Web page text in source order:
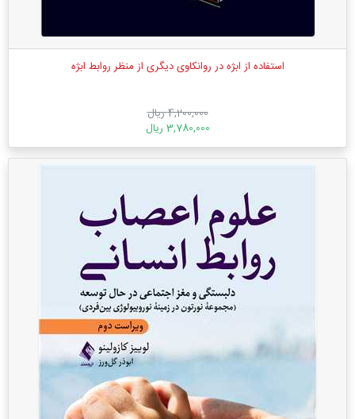
استفاده از ابژه در روانکاوی دیگری از منظر روابط ابژه
4,200,000 ریال
3,780,000 ریال